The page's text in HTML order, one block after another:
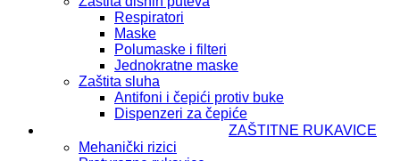
Respiratori
Maske
Polumaske i filteri
Jednokratne maske
Zaštita sluha
Antifoni i čepići protiv buke
Dispenzeri za čepiće
ZAŠTITNE RUKAVICE
Mehanički rizici